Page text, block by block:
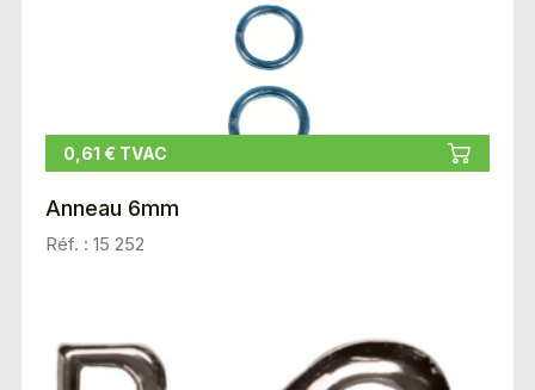
0,61 € TVAC
Anneau 6mm
Réf. : 15 252